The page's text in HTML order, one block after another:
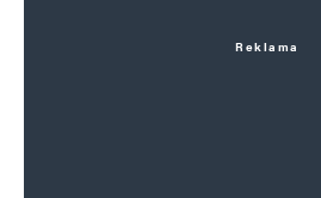
Reklama